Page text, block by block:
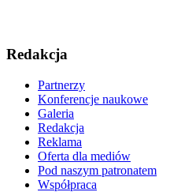
Redakcja
Partnerzy
Konferencje naukowe
Galeria
Redakcja
Reklama
Oferta dla mediów
Pod naszym patronatem
Współpraca